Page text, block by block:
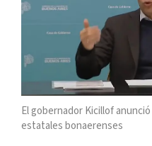
El gobernador Kicillof
estatales bonaerenses